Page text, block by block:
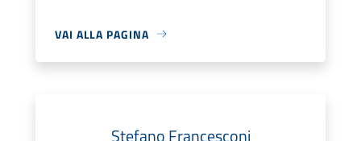
VAI ALLA PAGINA
Stefano Francesconi